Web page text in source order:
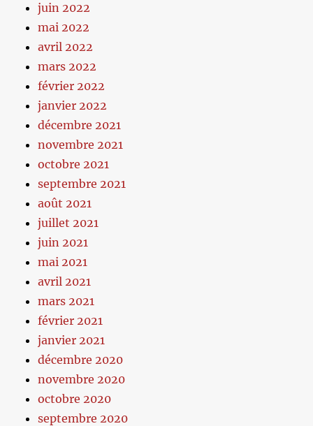
juin 2022
mai 2022
avril 2022
mars 2022
février 2022
janvier 2022
décembre 2021
novembre 2021
octobre 2021
septembre 2021
août 2021
juillet 2021
juin 2021
mai 2021
avril 2021
mars 2021
février 2021
janvier 2021
décembre 2020
novembre 2020
octobre 2020
septembre 2020